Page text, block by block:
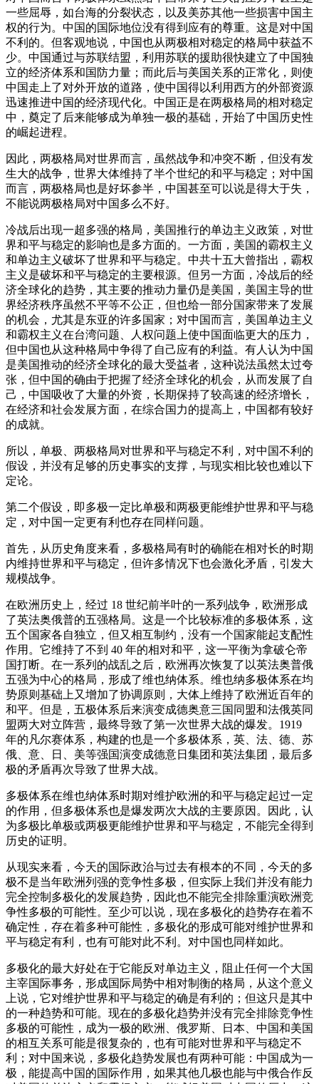
一些屈辱，如台海的分裂状态，以及美苏其他一些损害中国主
权的行为。中国的国际地位没有得到应有的尊重。这是对中国
不利的。但客观地说，中国也从两极相对稳定的格局中获益不
少。中国通过与苏联结盟，利用苏联的援助很快建立了中国独
立的经济体系和国防力量；而此后与美国关系的正常化，则使
中国走上了对外开放的道路，使中国得以利用西方的外部资源
迅速推进中国的经济现代化。中国正是在两极格局的相对稳定
中，奠定了后来能够成为单独一极的基础，开始了中国历史性
的崛起进程。
因此，两极格局对世界而言，虽然战争和冲突不断，但没有发
生大的战争，世界大体维持了半个世纪的和平与稳定；对中国
而言，两极格局也是好坏参半，中国甚至可以说是得大于失，
不能说两极格局对中国多么不好。
冷战后出现一超多强的格局，美国推行的单边主义政策，对世
界和平与稳定的影响也是多方面的。一方面，美国的霸权主义
和单边主义破坏了世界和平与稳定。中共十五大曾指出，霸权
主义是破坏和平与稳定的主要根源。但另一方面，冷战后的经
济全球化的趋势，其主要的推动力量仍是美国，美国主导的世
界经济秩序虽然不平等不公正，但也给一部分国家带来了发展
的机会，尤其是东亚的许多国家；对中国而言，美国单边主义
和霸权主义在台湾问题、人权问题上使中国面临更大的压力，
但中国也从这种格局中争得了自己应有的利益。有人认为中国
是美国推动的经济全球化的最大受益者，这种说法虽然太过夸
张，但中国的确由于把握了经济全球化的机会，从而发展了自
己，中国吸收了大量的外资，长期保持了较高速的经济增长，
在经济和社会发展方面，在综合国力的提高上，中国都有较好
的成就。
所以，单极、两极格局对世界和平与稳定不利，对中国不利的
假设，并没有足够的历史事实的支撑，与现实相比较也难以下
定论。
第二个假设，即多极一定比单极和两极更能维护世界和平与稳
定，对中国一定更有利也存在同样问题。
首先，从历史角度来看，多极格局有时的确能在相对长的时期
内维持世界和平与稳定，但许多情况下也会激化矛盾，引发大
规模战争。
在欧洲历史上，经过 18 世纪前半叶的一系列战争，欧洲形成
了英法奥俄普的五强格局。这是一个比较标准的多极体系，这
五个国家各自独立，但又相互制约，没有一个国家能起支配性
作用。它维持了不到 40 年的相对和平，这一平衡为拿破仑帝
国打断。在一系列的战乱之后，欧洲再次恢复了以英法奥普俄
五强为中心的格局，形成了维也纳体系。维也纳多极体系在均
势原则基础上又增加了协调原则，大体上维持了欧洲近百年的
和平。但是，五极体系后来演变成德奥意三国同盟和法俄英同
盟两大对立阵营，最终导致了第一次世界大战的爆发。1919
年的凡尔赛体系，构建的也是一个多极体系，英、法、德、苏
俄、意、日、美等强国演变成德意日集团和英法集团，最后多
极的矛盾再次导致了世界大战。
多极体系在维也纳体系时期对维护欧洲的和平与稳定起过一定
的作用，但多极体系也是爆发两次大战的主要原因。因此，认
为多极比单极或两极更能维护世界和平与稳定，不能完全得到
历史的证明。
从现实来看，今天的国际政治与过去有根本的不同，今天的多
极不是当年欧洲列强的竞争性多极，但实际上我们并没有能力
完全控制多极化的发展趋势，因此也不能完全排除重演欧洲竞
争性多极的可能性。至少可以说，现在多极化的趋势存在着不
确定性，存在着多种可能性，多极化的形成可能对维护世界和
平与稳定有利，也有可能对此不利。对中国也同样如此。
多极化的最大好处在于它能反对单边主义，阻止任何一个大国
主宰国际事务，形成国际局势中相对制衡的格局，从这个意义
上说，它对维护世界和平与稳定的确是有利的；但这只是其中
的一种趋势和可能。现在的多极化趋势并没有完全排除竞争性
多极的可能性，成为一极的欧洲、俄罗斯、日本、中国和美国
的相互关系可能是很复杂的，也有可能对世界和平与稳定不
利；对中国来说，多极化趋势发展也有两种可能：中国成为一
极，能提高中国的国际作用，如果其他几极也能与中俄合作反